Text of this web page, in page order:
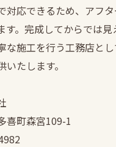
対応できるため、アフ
す。完成してからでは見
な施工を行う工務店と
たします。
喜町森宮109-1